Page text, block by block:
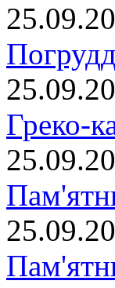
Греко-